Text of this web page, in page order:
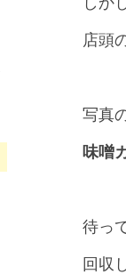
店頭
写真
味噌
待っ
回収